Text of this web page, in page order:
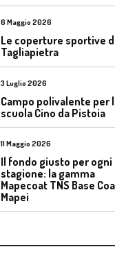
6 Maggio 2026
Le coperture sportive
Tagliapietra
3 Luglio 2026
Campo polivalente per
scuola Cino da Pistoia
11 Maggio 2026
Il fondo giusto per ogni
stagione: la gamma
Mapecoat TNS Base
Mapei